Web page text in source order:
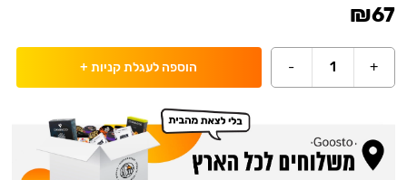
₪67
+
1
- הוספה לעגלת קניות +